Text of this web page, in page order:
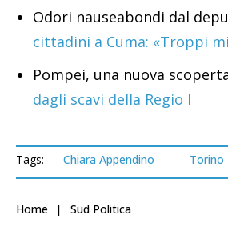
Odori nauseabondi dal
cittadini a Cuma: «Troppi
Pompei, una nuova
dagli scavi della Regio I
Tags: Chiara Appendino Torino
Home Sud Politica